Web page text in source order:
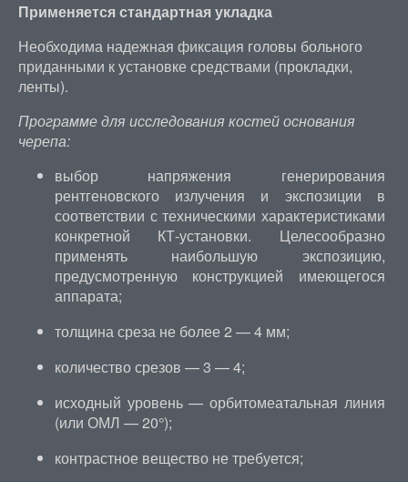
Применяется стандартная укладка
Необходима надежная фиксация головы больного
приданными к установке средствами (прокладки,
ленты).
Программе для исследования костей основания
черепа:
выбор напряжения генерирования
рентгеновского излучения и экспозиции в
соответствии с техническими характеристиками
конкретной КТ-установки. Целесообразно
применять наибольшую экспозицию,
предусмотренную конструкцией имеющегося
аппарата;
толщина среза не более 2 — 4 мм;
количество срезов — 3 — 4;
исходный уровень — орбитомеатальная линия
(или ОМЛ — 20°);
контрастное вещество не требуется;